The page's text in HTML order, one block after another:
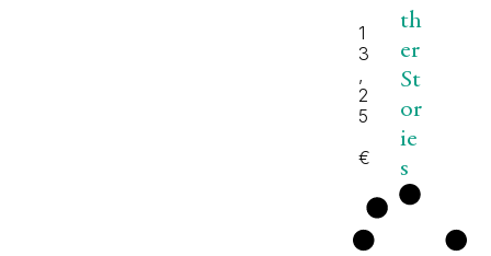
1
3
2
5
€
th
er
St
or
ie
s